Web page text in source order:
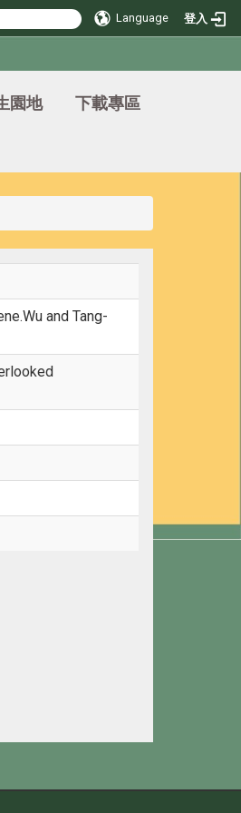
Language 登入
園地
下載專區
and Tang-